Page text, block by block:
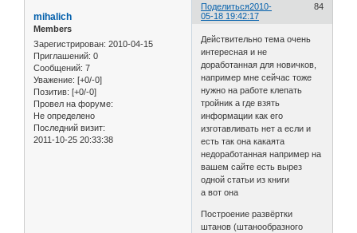
Поделиться 84
2010-
05-18 19:42:17
mihalich
Members
Зарегистрирован: 2010-04-15
Приглашений: 0
Сообщений: 7
Уважение: [+0/-0]
Позитив: [+0/-0]
Провел на форуме:
Не определено
Последний визит:
2011-10-25 20:33:38
Действительно тема очень
интересная и не
доработанная для новичков,
например мне сейчас тоже
нужно на работе клепать
тройник а где взять
информации как его
изготавливать нет а если и
есть так она какаята
недоработанная например на
вашем сайте есть вырез
одной статьи из книги
а вот она
Построение развёртки
штанов (штанообразного